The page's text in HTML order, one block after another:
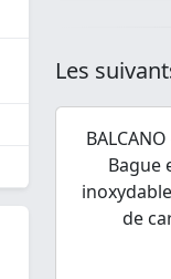
Les
Bague
de